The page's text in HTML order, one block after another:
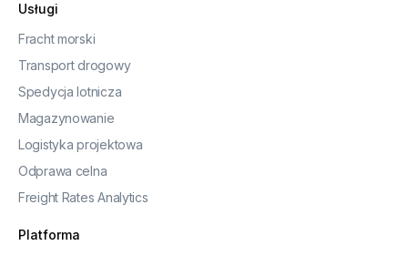
Usługi
Fracht morski
Transport drogowy
Spedycja lotnicza
Magazynowanie
Logistyka projektowa
Odprawa celna
Freight Rates Analytics
Platforma